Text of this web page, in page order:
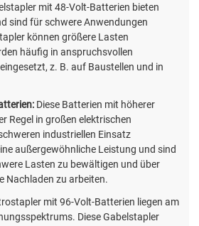
mit 48-Volt-Batterien bieten
sind für schwere Anwendungen
können größere Lasten
häufig in anspruchsvollen
z. B. auf Baustellen und in
Diese Batterien mit höherer
Regel in großen elektrischen
industriellen Einsatz
außergewöhnliche Leistung und sind
Lasten zu bewältigen und über
Nachladen zu arbeiten.
mit 96-Volt-Batterien liegen am
Diese Gabelstapler